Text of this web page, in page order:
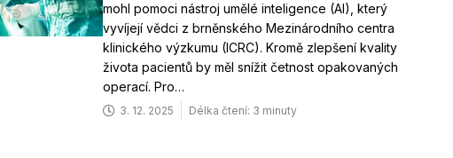
mohl pomoci nástroj umělé inteligence (AI), který
vyvíjejí vědci z brněnského Mezinárodního centra
klinického výzkumu (ICRC). Kromě zlepšení kvality
života pacientů by měl snížit četnost opakovaných
operací. Pro…
3. 12. 2025 Délka čtení: 3 minuty